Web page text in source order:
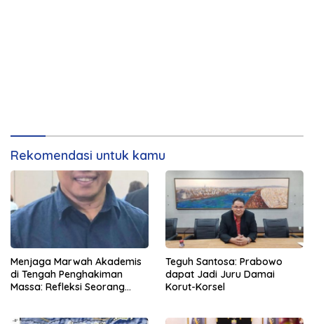
Rekomendasi untuk kamu
Menjaga Marwah Akademis
di Tengah Penghakiman
Massa: Refleksi Seorang
Teguh Santosa: Prabowo
dapat Jadi Juru Damai
Korut-Korsel